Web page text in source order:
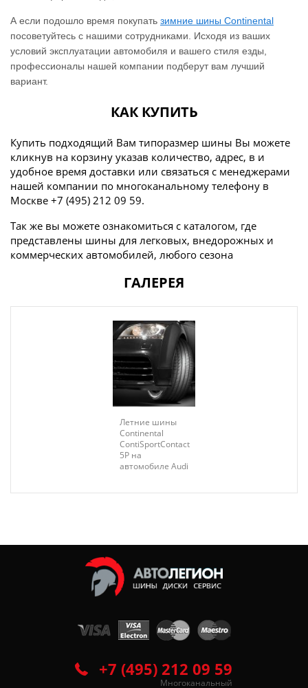
А если подошло время покупать зимние шины Continental
посоветуйтесь с нашими сотрудниками. Исходя из ваших
условий эксплуатации автомобиля и вашего стиля езды,
профессионалы нашей компании подберут вам лучший
вариант.
КАК КУПИТЬ
Купить подходящий Вам типоразмер шины Вы можете
кликнув на корзину указав количество, адрес, в и
удобное время доставки или связаться с менеджерами
нашей компании по многоканальному телефону в
Москве +7 (495) 212 09 59.
Так же вы можете ознакомиться с каталогом, где
представлены шины для легковых, внедорожных и
коммерческих автомобилей, любого сезона
ГАЛЕРЕЯ
Летние шины
Continental
ContiSportContact
5P на
автомобиле Audi
+7 (495) 212 09 59
Многоканальный